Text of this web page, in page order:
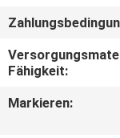
BITTE UM
Fähigkeit:
Markieren: